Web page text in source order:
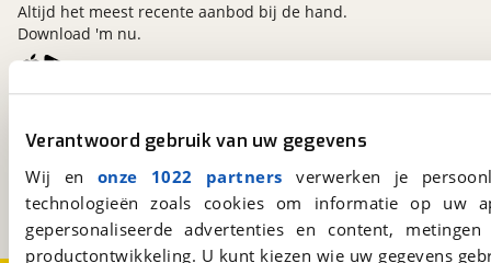
Verantwoord gebruik van uw gegevens
Wij en onze 1022 partners verwerken je
technologieën zoals cookies om informatie op
gepersonaliseerde advertenties en content,
productontwikkeling. U kunt kiezen wie uw gegevens
Kosterijland15
Een initiatief van
BOVAG
Altijd het meest recente aanbod bij de hand.
Download 'm nu.